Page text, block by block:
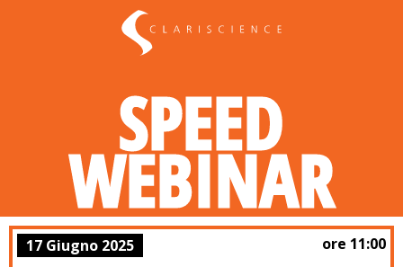
SPEED
WEBINAR
17 Giugno 2025 ore 11:00